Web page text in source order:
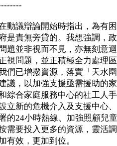
議辯論開始時指出，為有困
是責無旁貸的。我想強調，
題並非視而不見，亦無刻意
視問題，並正積極全力處理
們已增撥資源，落實「天水
議，以加強支援亟需援助的
綜合家庭服務中心的社工人
立新的危機介入及支援中心
的24小時熱線、加強照顧兒
需要投入更多的資源，靈活
有效，更加到位。